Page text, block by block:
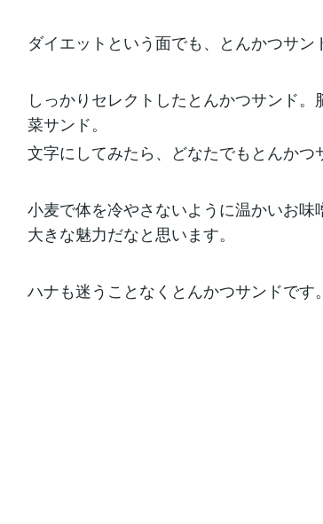
ダイエットという面でも、とんかつサン
しっかりセレクトしたとんかつサンド
菜サンド。
文字にしてみたら、どなたでもとんかつ
小麦で体を冷やさないように温かいお
大きな魅力だなと思います。
ハナも迷うことなくとんかつサンドです